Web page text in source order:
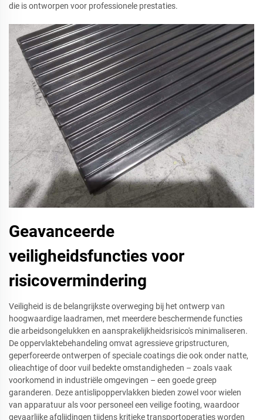
die is ontworpen voor professionele prestaties.
Geavanceerde
veiligheidsfuncties voor
risicovermindering
Veiligheid is de belangrijkste overweging bij het ontwerp van
hoogwaardige laadramen, met meerdere beschermende functies
die arbeidsongelukken en aansprakelijkheidsrisico's minimaliseren.
De oppervlaktebehandeling omvat agressieve gripstructuren,
geperforeerde ontwerpen of speciale coatings die ook onder natte,
olieachtige of door vuil bedekte omstandigheden – zoals vaak
voorkomend in industriële omgevingen – een goede greep
garanderen. Deze antislipoppervlakken bieden zowel voor wielen
van apparatuur als voor personeel een veilige footing, waardoor
gevaarlijke afglijdingen tijdens kritieke transportoperaties worden